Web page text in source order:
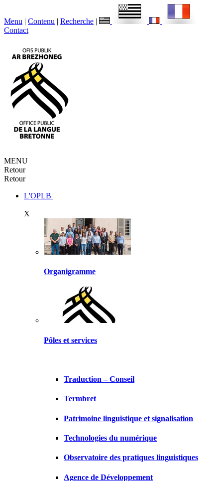
Menu | Contenu | Recherche |
Contact
MENU
Retour
Retour
L'OPLB
X
Organigramme
Pôles et services
Traduction – Conseil
Termbret
Patrimoine linguistique et signalisation
Technologies du numérique
Observatoire des pratiques linguistiques
Agence de Développement